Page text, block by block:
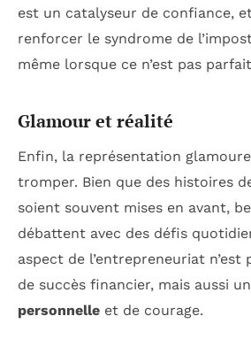
est un catalyseur de confiance,
renforcer le syndrome de
même lorsque ce n’est pas
Glamour et réalité
Enfin, la représentation
tromper. Bien que des histoires
soient souvent mises en avant,
débattent avec des défis
aspect de l’entrepreneuriat
de succès financier, mais aussi
personnelle et de courage.